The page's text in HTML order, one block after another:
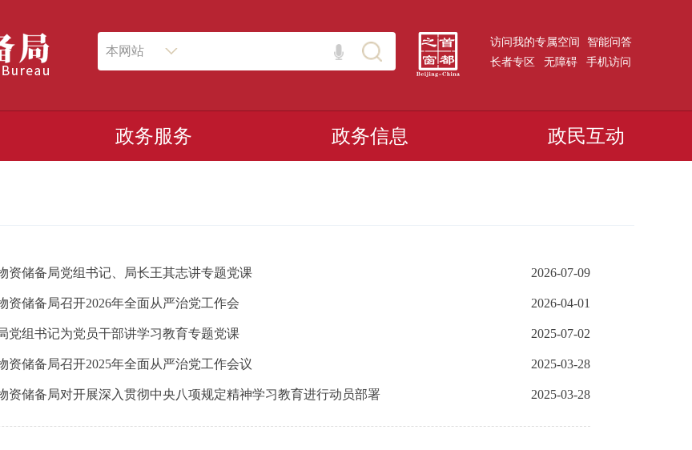
本网站
访问我的专属空间
智能问答
长者专区
无障碍 手机访问
政务服务 政务信息 政民互动
资储备局党组书记、局长王其志讲专题党课 2026-07-09
资储备局召开2026年全面从严治党工作会 2026-04-01
党组书记为党员干部讲学习教育专题党课 2025-07-02
资储备局召开2025年全面从严治党工作会议 2025-03-28
资储备局对开展深入贯彻中央八项规定精神学习教育进行动员部署 2025-03-28